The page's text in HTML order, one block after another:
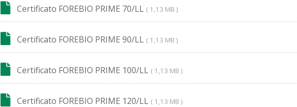
Certificato FOREBIO PRIME 70/LL ( 1,13 MB )
Certificato FOREBIO PRIME 90/LL ( 1,13 MB )
Certificato FOREBIO PRIME 100/LL ( 1,13 MB )
Certificato FOREBIO PRIME 120/LL ( 1,13 MB )